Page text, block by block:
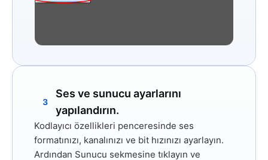
3
Ses ve sunucu ayarlarını
yapılandırın.
Kodlayıcı özellikleri penceresinde ses
formatınızı, kanalınızı ve bit hızınızı ayarlayın.
Ardından Sunucu sekmesine tıklayın ve